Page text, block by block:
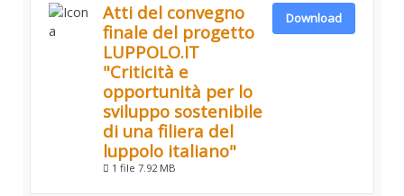
Atti del convegno
finale del progetto
LUPPOLO.IT
"Criticità e
opportunità per lo
sviluppo sostenibile
di una filiera del
luppolo italiano"
1 file 7.92 MB
Download